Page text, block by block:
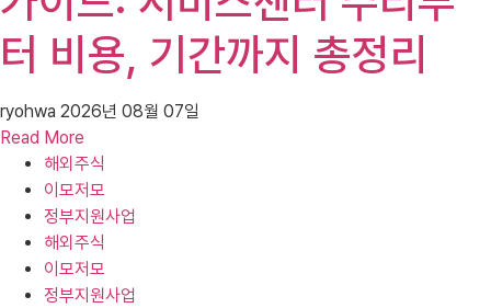
터 비용, 기간까지 총정리
ryohwa 2026년 08월 07일
Read More
해외주식
이모저모
정부지원사업
해외주식
이모저모
정부지원사업